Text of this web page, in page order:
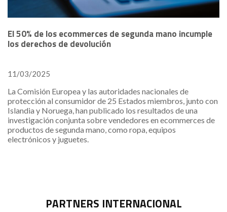
El 50% de los ecommerces de segunda mano incumple
los derechos de devolución
11/03/2025
La Comisión Europea y las autoridades nacionales de
protección al consumidor de 25 Estados miembros, junto con
Islandia y Noruega, han publicado los resultados de una
investigación conjunta sobre vendedores en ecommerces de
productos de segunda mano, como ropa, equipos
electrónicos y juguetes.
PARTNERS INTERNACIONAL